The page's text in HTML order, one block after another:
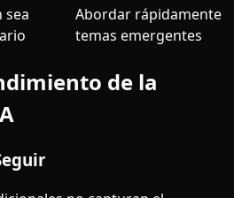
sea
Abordar rápidamente
temas emergentes
de la